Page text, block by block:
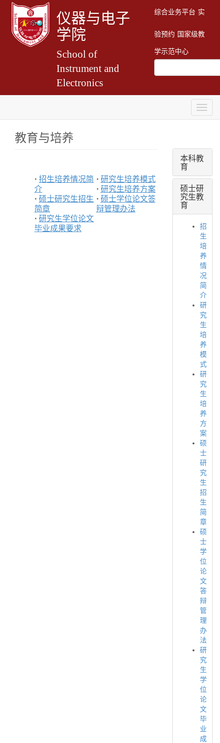
仪器与电子
学院
School of
Instrument and
Electronics
综合业务平台 实
验预约 国家级教
学示范中心
教育与培养
· 招生培养情况简
介
· 研究生培养模式
· 研究生培养方案
· 硕士研究生招生
简章
· 硕士学位论文答
辩管理办法
· 研究生学位论文
毕业成果要求
本科教
育
硕士研
究生教
育
招
生
培
养
情
况
简
介
研
究
生
培
养
模
式
研
究
生
培
养
方
案
硕
士
研
究
生
招
生
简
章
硕
士
学
位
论
文
答
辩
管
理
办
法
研
究
生
学
位
论
文
毕
业
成